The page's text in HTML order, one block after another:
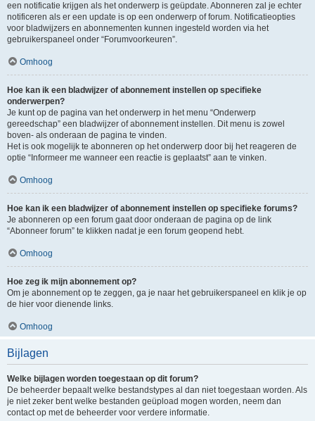
een notificatie krijgen als het onderwerp is geüpdate. Abonneren zal je echter
notificeren als er een update is op een onderwerp of forum. Notificatieopties
voor bladwijzers en abonnementen kunnen ingesteld worden via het
gebruikerspaneel onder “Forumvoorkeuren”.
Omhoog
Hoe kan ik een bladwijzer of abonnement instellen op specifieke
onderwerpen?
Je kunt op de pagina van het onderwerp in het menu “Onderwerp
gereedschap” een bladwijzer of abonnement instellen. Dit menu is zowel
boven- als onderaan de pagina te vinden.
Het is ook mogelijk te abonneren op het onderwerp door bij het reageren de
optie “Informeer me wanneer een reactie is geplaatst” aan te vinken.
Omhoog
Hoe kan ik een bladwijzer of abonnement instellen op specifieke forums?
Je abonneren op een forum gaat door onderaan de pagina op de link
“Abonneer forum” te klikken nadat je een forum geopend hebt.
Omhoog
Hoe zeg ik mijn abonnement op?
Om je abonnement op te zeggen, ga je naar het gebruikerspaneel en klik je op
de hier voor dienende links.
Omhoog
Bijlagen
Welke bijlagen worden toegestaan op dit forum?
De beheerder bepaalt welke bestandstypes al dan niet toegestaan worden. Als
je niet zeker bent welke bestanden geüpload mogen worden, neem dan
contact op met de beheerder voor verdere informatie.